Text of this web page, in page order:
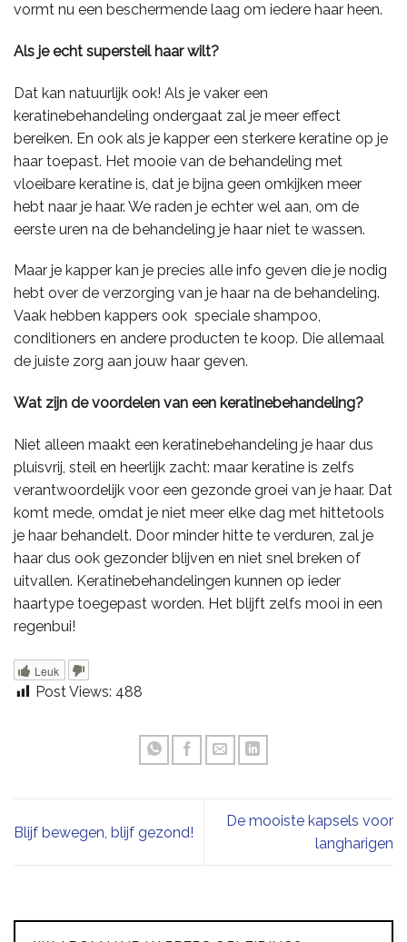
vormt nu een beschermende laag om iedere haar heen.
Als je echt supersteil haar wilt?
Dat kan natuurlijk ook! Als je vaker een
keratinebehandeling ondergaat zal je meer effect
bereiken. En ook als je kapper een sterkere keratine op je
haar toepast. Het mooie van de behandeling met
vloeibare keratine is, dat je bijna geen omkijken meer
hebt naar je haar. We raden je echter wel aan, om de
eerste uren na de behandeling je haar niet te wassen.
Maar je kapper kan je precies alle info geven die je nodig
hebt over de verzorging van je haar na de behandeling.
Vaak hebben kappers ook speciale shampoo,
conditioners en andere producten te koop. Die allemaal
de juiste zorg aan jouw haar geven.
Wat zijn de voordelen van een keratinebehandeling?
Niet alleen maakt een keratinebehandeling je haar dus
pluisvrij, steil en heerlijk zacht: maar keratine is zelfs
verantwoordelijk voor een gezonde groei van je haar. Dat
komt mede, omdat je niet meer elke dag met hittetools
je haar behandelt. Door minder hitte te verduren, zal je
haar dus ook gezonder blijven en niet snel breken of
uitvallen. Keratinebehandelingen kunnen op ieder
haartype toegepast worden. Het blijft zelfs mooi in een
regenbui!
Leuk
Post Views: 488
Blijf bewegen, blijf gezond!
De mooiste kapsels voor
langharigen